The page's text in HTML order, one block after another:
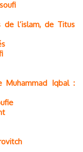
de l’islam, de Titus
Muhammad Iqbal :